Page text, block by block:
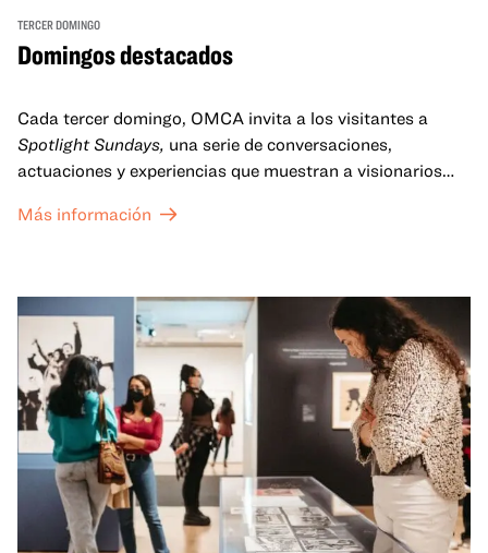
TERCER DOMINGO
Domingos destacados
Cada tercer domingo, OMCA invita a los visitantes a
Spotlight Sundays, una serie de conversaciones,
actuaciones y experiencias que muestran a visionarios
Más información